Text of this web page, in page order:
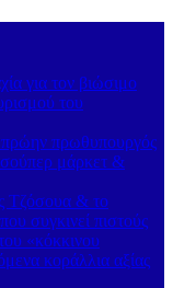
για τον βιώσιμο
του
πρωθυπουργός
σούπερ μάρκετ &
Τζόσουα & το
συγκινεί πιστούς
«κόκκινου
κοράλλια αξίας